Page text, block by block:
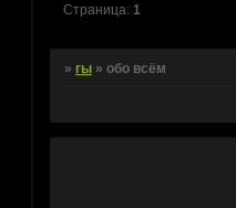
Страница: 1
» гы » обо всём